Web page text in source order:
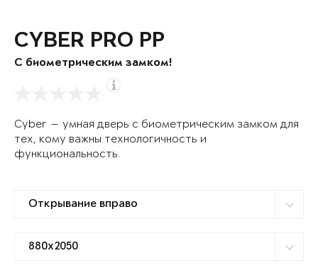
CYBER PRO PP
С биометрическим замком!
Cyber — умная дверь с биометрическим замком для
тех, кому важны технологичность и
функциональность.